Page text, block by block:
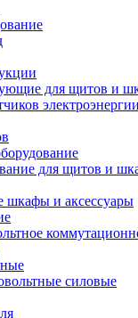
для щитов и
электроэнергии
для щитов и
шкафы и аксессуары
силовые